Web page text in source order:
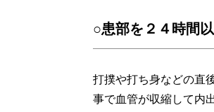
○患部を２４時間
打撲や打ち身などの直
事で血管が収縮して内